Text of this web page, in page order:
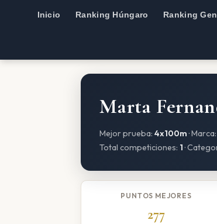
Inicio Ranking Húngaro Ranking
Marta
Mejor prueba: 4x100m · Marca:
Total competiciones: 1 ·
PUNTOS MEJORES
277